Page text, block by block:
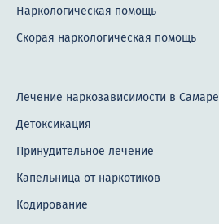
Наркологическая помощь
Скорая наркологическая помощь
Лечение наркозависимости в Самаре
Детоксикация
Принудительное лечение
Капельница от наркотиков
Кодирование